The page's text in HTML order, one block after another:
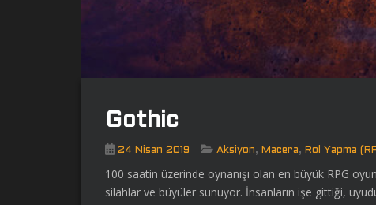
Gothic
24 Nisan 2019 Aksiyon, Macera, Rol Yapma
100 saatin üzerinde oynanışı olan en büyük RPG
silahlar ve büyüler sunuyor. İnsanların işe gittiği,